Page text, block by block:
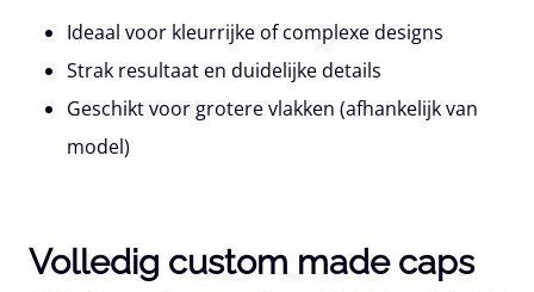
Ideaal voor kleurrijke of complexe designs
Strak resultaat en duidelijke details
Geschikt voor grotere vlakken (afhankelijk van
model)
Volledig custom made caps